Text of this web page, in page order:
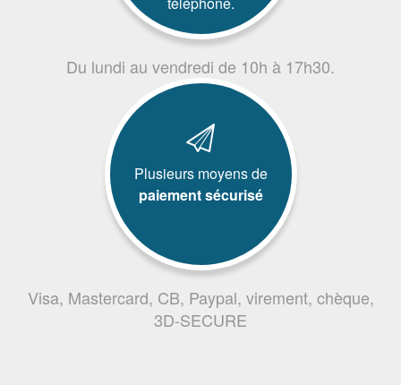
Du lundi au vendredi de 10h à 17h30.
Plusieurs moyens de
paiement sécurisé
Visa, Mastercard, CB, Paypal, virement, chèque,
3D-SECURE